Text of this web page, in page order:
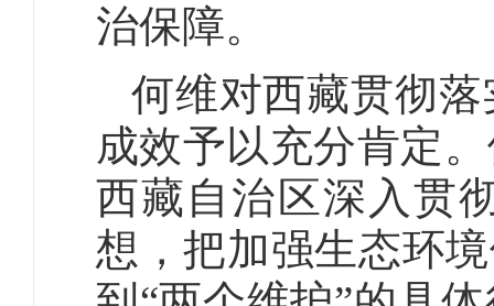
治保障。
何维对西藏贯彻
成效予以充分肯定
西藏自治区深入贯
想，把加强生态环